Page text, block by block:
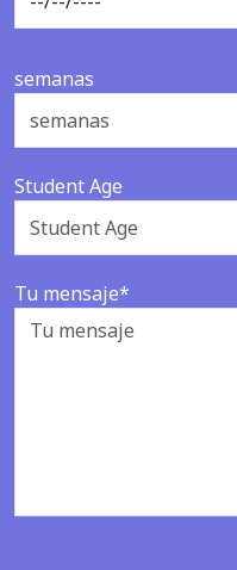
semanas
Student Age
Tu mensaje*